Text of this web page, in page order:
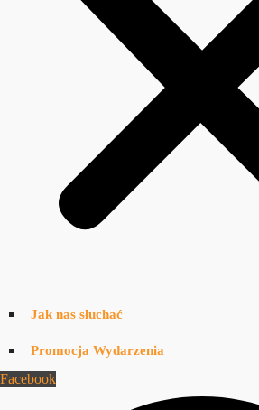
Jak nas słuchać
Promocja Wydarzenia
Facebook